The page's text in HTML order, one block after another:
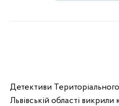
Детективи
Львівській області